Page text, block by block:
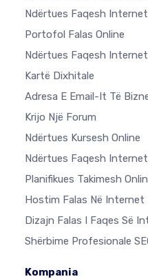
Ndërtues Faqesh
Portofol Falas Online
Ndërtues Faqesh
Kartë Dixhitale
Adresa E Email-It Të
Krijo Një Forum
Ndërtues Kursesh Online
Ndërtues Faqesh
Planifikues Takimesh
Hostim Falas Në Internet
Dizajn Falas I Faqes Së
Shërbime Profesionale
Kompania